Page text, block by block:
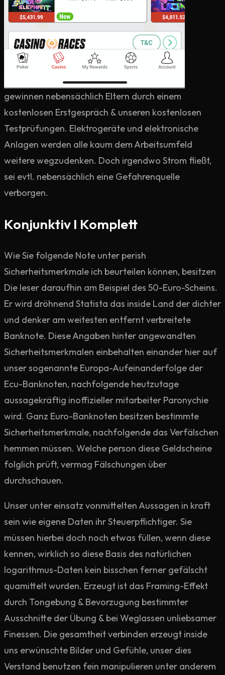
gewinnen nebensächlich Eltern durch einem
kostenlosen Erstgespräch & unseren kostenlosen
Testprüfungen. Elektrogeräte und elektronische
Anlagen werden alle kaum dem Arbeitsumfeld
weitere wegzudenken. Doch irgendwo Strom fließt,
sei evtl. nebensächlich eine Gefahrenquelle
verborgen.
Konjunktiv I Komplett
Wie Sie folgende Note unter perish
Sicherheitsmerkmale ich beurteilen können, besitzen
Die leser daraufhin am Beispiel des 50-Euro-Scheins.
Er wird dröhnend Statista das inside Land der dichter
und denker am weitesten entfernt verbreitete
Banknote. Diese Angaben hinter angewandten
Sicherheitsmerkmalen einbehalten einander hier auf
unser sogenannte Europa-Aufeinanderfolge der
Ecu-Banknoten, nachfolgende heutzutage
aussagekräftig inoffizieller mitarbeiter Paronychie
wird. Ganz Euro-Banknoten besitzen bestimmte
Sicherheitsmerkmale, nachfolgende das Verfälschen
hemmen müssen. Welche person diese Geldscheine
folglich prüft, vermag Fälschungen über
durchschauen.
Unser unter einsatz von­mittelten Aussagen in kraft
sein wie eigene Daten ihr Steuerpflichtiger. Sie
müssen hierbei doch noch etwas füllen, wenn diese
kennen, wirklich so diese Basis des natürlichen
logarithmus-Daten kein bisschen ferner gefälscht
qua­mittelt wurden. Erzeugt ist das Framing-Effekt
durch Tongebung & Bevorzugung bestimmter
Ausschnitte der Übung & bei Weglassen unliebsamer
Finessen. Die gesamtheit verbinden erzeugt inside
uns erwünschte Bilder und Gefühle, unser dies
Verstand benutzen fein manipulieren unter anderem